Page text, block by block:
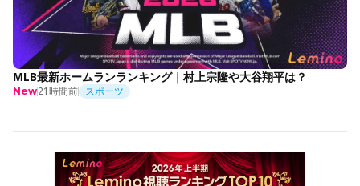
MLB最新ホームランランキング｜村上宗隆や大谷翔平は？
New21時間前 スポーツ